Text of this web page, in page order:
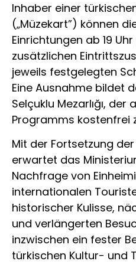
Inhaber einer
(„Müzekart”) können
Einrichtungen ab 19
zusätzlichen
jeweils festgelegten
Eine Ausnahme bildet
Selçuklu Mezarlığı,
Programms kostenfrei
Mit der Fortsetzung
erwartet das
Nachfrage von
internationalen
historischer Kulisse,
und verlängerten
inzwischen ein fester
türkischen Kultur- und